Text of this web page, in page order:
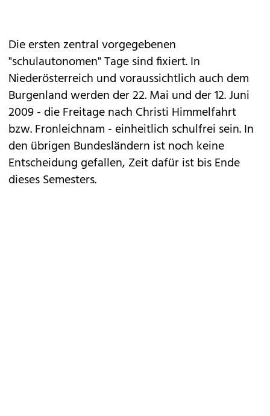
Die ersten zentral vorgegebenen
"schulautonomen" Tage sind fixiert. In
Niederösterreich und voraussichtlich auch dem
Burgenland werden der 22. Mai und der 12. Juni
2009 - die Freitage nach Christi Himmelfahrt
bzw. Fronleichnam - einheitlich schulfrei sein. In
den übrigen Bundesländern ist noch keine
Entscheidung gefallen, Zeit dafür ist bis Ende
dieses Semesters.